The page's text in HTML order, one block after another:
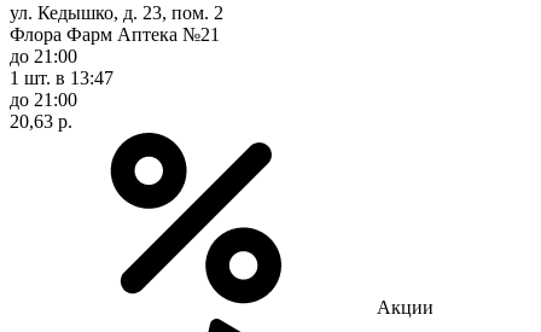
ул. Кедышко, д. 23, пом. 2
Флора Фарм Аптека №21
до 21:00
1 шт. в 13:47
до 21:00
20,63 р.
Акции